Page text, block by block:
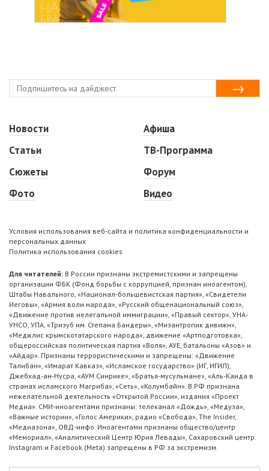
Новости
Статьи
Сюжеты
Фото
Афиша
ТВ-Программа
Форум
Видео
Условия использования веб-сайта и политика конфиденциальности и
персональных данных
Политика использования cookies
Для читателей: В России признаны экстремистскими и запрещены
организации ФБК (Фонд борьбы с коррупцией, признан иноагентом),
Штабы Навального, «Национал-большевистская партия», «Свидетели
Иеговы», «Армия воли народа», «Русский общенациональный союз»,
«Движение против нелегальной иммиграции», «Правый сектор», УНА-
УНСО, УПА, «Тризуб им. Степана Бандеры», «Мизантропик дивижн»,
«Меджлис крымскотатарского народа», движение «Артподготовка»,
общероссийская политическая партия «Воля», АУЕ, батальоны «Азов» и
«Айдар». Признаны террористическими и запрещены: «Движение
Талибан», «Имарат Кавказ», «Исламское государство» (ИГ, ИГИЛ),
Джебхад-ан-Нусра, «АУМ Синрике», «Братья-мусульмане», «Аль-Каида в
странах исламского Магриба», «Сеть», «Колумбайн». В РФ признана
нежелательной деятельность «Открытой России», издания «Проект
Медиа». СМИ-иноагентами признаны: телеканал «Дождь», «Медуза»,
«Важные истории», «Голос Америки», радио «Свобода», The Insider,
«Медиазона», ОВД-инфо. Иноагентами признаны общество/центр
«Мемориал», «Аналитический Центр Юрия Левады», Сахаровский центр.
Instagram и Facebook (Metа) запрещены в РФ за экстремизм.